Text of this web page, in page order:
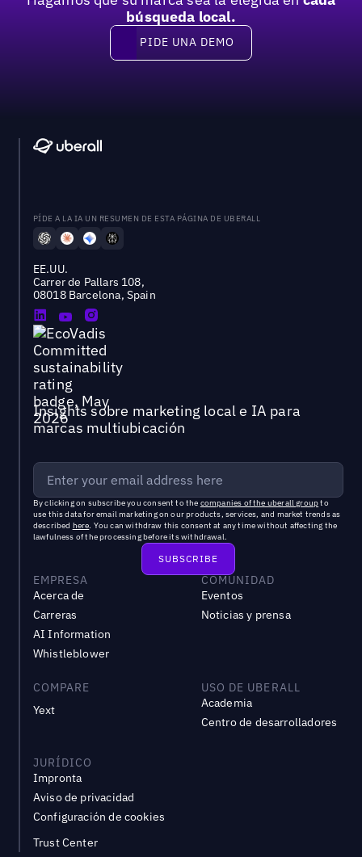
búsqueda local.
Pide una demo
PIDE UNA DEMO
PÍDE A LA IA UN RESUMEN DE ESTA PÁGINA DE UBERALL
EE.UU.
Carrer de Pallars 108,
08018 Barcelona, Spain
Insights sobre marketing local e IA para
marcas multiubicación
By clicking on subscribe you consent to the companies of the uberall groupto
use this data for email marketing on our products, services, and market trends as
described here. You can withdraw this consent at any time without affecting the
lawfulness of the processing before its withdrawal.
EMPRESA
Acerca de
Carreras
AI Information
Whistleblower
COMUNIDAD
Eventos
Noticias y prensa
COMPARE
Yext
USO DE UBERALL
Academia
Centro de desarrolladores
JURÍDICO
Impronta
Aviso de privacidad
Configuración de cookies
Trust Center